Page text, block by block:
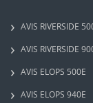
AVIS RIVERSIDE
AVIS RIVERSIDE
AVIS ELOPS 500E
AVIS ELOPS 940E